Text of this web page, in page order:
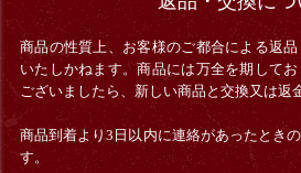
商品の性質上、お客様のご都合による返
いたしかねます。商品には万全を期して
ございましたら、新しい商品と交換又は返
商品到着より3日以内に連絡があったとき
す。